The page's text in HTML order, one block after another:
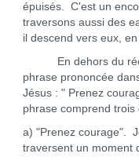
épuisés. C'est un
traversons aussi des
il descend vers eux,
En dehors du récit
phrase prononcée
Jésus : " Prenez
phrase comprend trois
a) "Prenez courage".
traversent un moment